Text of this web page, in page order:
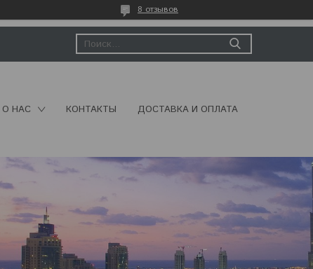
8 отзывов
О НАС КОНТАКТЫ ДОСТАВКА И ОПЛАТА